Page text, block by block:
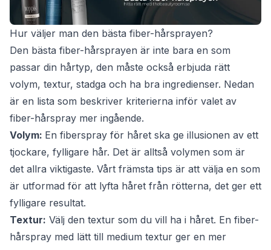
Hur väljer man den bästa fiber-hårsprayen?
Den bästa fiber-hårsprayen är inte bara en som
passar din hårtyp, den måste också erbjuda rätt
volym, textur, stadga och ha bra ingredienser. Nedan
är en lista som beskriver kriterierna inför valet av
fiber-hårspray mer ingående.
Volym: En fiberspray för håret ska ge illusionen av ett
tjockare, fylligare hår. Det är alltså volymen som är
det allra viktigaste. Vårt främsta tips är att välja en som
är utformad för att lyfta håret från rötterna, det ger ett
fylligare resultat.
Textur: Välj den textur som du vill ha i håret. En fiber-
hårspray med lätt till medium textur ger en mer